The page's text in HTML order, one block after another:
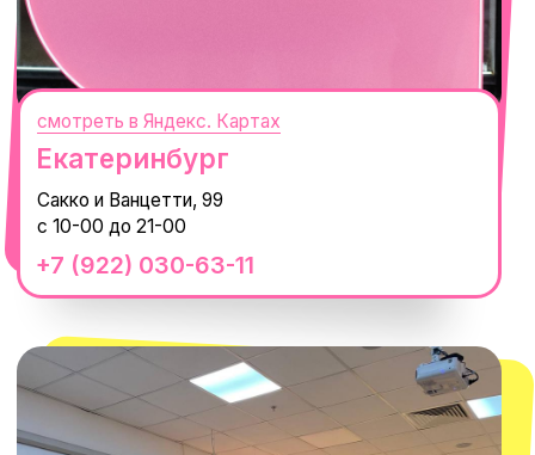
+7 (932) 602-41-15
ул. Проспект Мира, 211 к2
с 10-00 до 22-00
Москва